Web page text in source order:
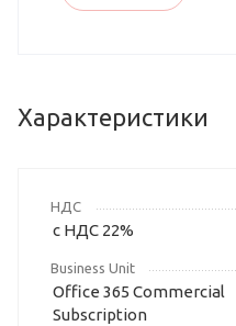
Характеристики
НДС
с НДС 22%
Business Unit
Office 365 Commercial
Subscription